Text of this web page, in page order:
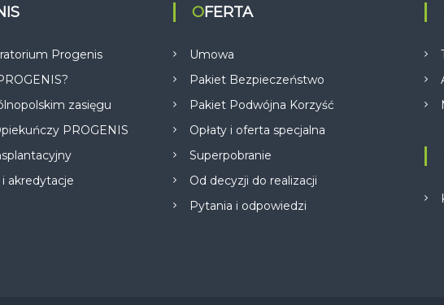
Progenis
zasięgu
PROGENIS
akredytacje
OFERTA
Umowa
Pakiet Bezpieczeństwo
Pakiet Podwójna Korzyść
Opłaty i oferta specjalna
Superpobranie
Od decyzji do realizacji
Pytania i odpowiedzi